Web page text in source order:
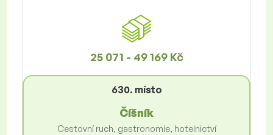
25 071 - 49 169 Kč
630. místo
Číšník
Cestovní ruch, gastronomie, hotelnictví